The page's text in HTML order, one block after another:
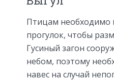
Птицам необходимо
прогулок, чтобы
Гусиный загон
небом, поэтому
навес на случай